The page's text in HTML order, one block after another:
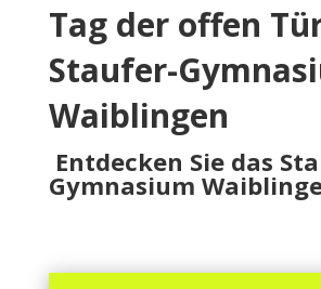
Tag der offen
Staufer-
Waiblingen
Entdecken Sie das
Gymnasium